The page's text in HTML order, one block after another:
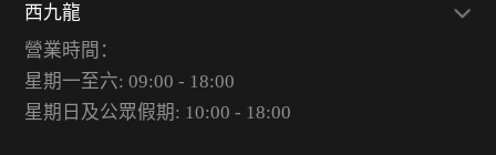
西九龍
營業時間：
星期一至六: 09:00 - 18:00
星期日及公眾假期: 10:00 - 18:00